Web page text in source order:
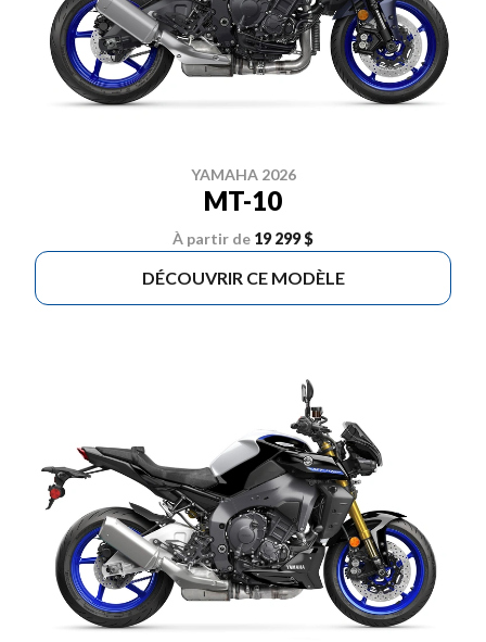
YAMAHA 2026
MT-10
À partir de 19 299 $
DÉCOUVRIR CE MODÈLE